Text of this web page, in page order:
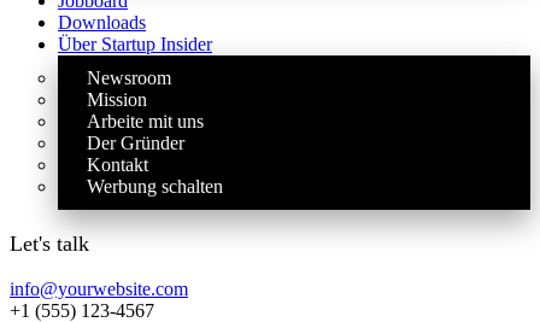
Downloads
Über Startup Insider
Newsroom
Mission
Arbeite mit uns
Der Gründer
Kontakt
Werbung schalten
Let's talk
info@yourwebsite.com
+1 (555) 123-4567